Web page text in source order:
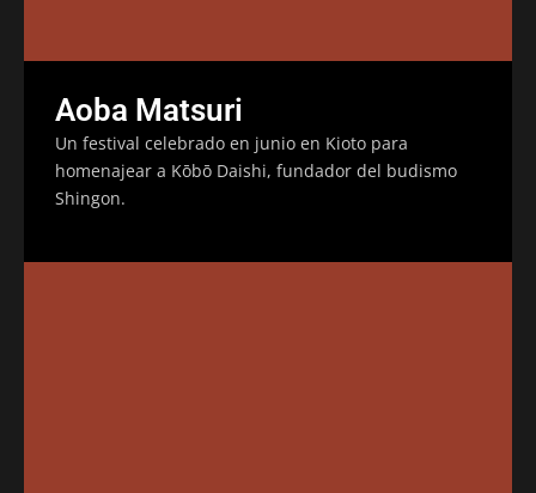
Aoba Matsuri
Un festival celebrado en junio en Kioto para
homenajear a Kōbō Daishi, fundador del budismo
Shingon.